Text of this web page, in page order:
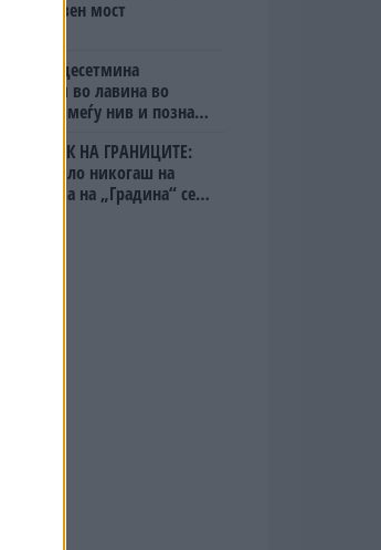
мистериозен мост
Исчезнаа десетмина
алпинисти во лавина во
Пакистан- меѓу нив и познат
БЕЛ ШТРАЈК НА ГРАНИЦИТЕ:
Вака не било никогаш на
„Евзони“, а на „Градина“ се